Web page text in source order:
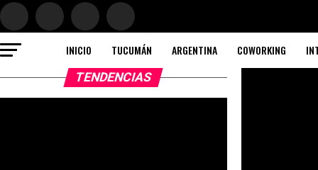
INICIO TUCUMÁN ARGENTINA COWORKING
TENDENCIAS